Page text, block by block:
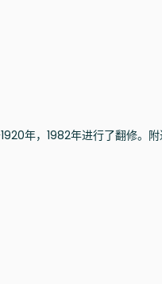
年，1982年进行了翻修。